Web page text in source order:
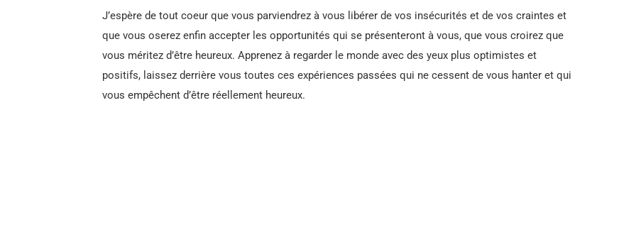
J’espère de tout coeur que vous parviendrez à vous libérer de vos insécurités et de vos craintes et
que vous oserez enfin accepter les opportunités qui se présenteront à vous, que vous croirez que
vous méritez d’être heureux. Apprenez à regarder le monde avec des yeux plus optimistes et
positifs, laissez derrière vous toutes ces expériences passées qui ne cessent de vous hanter et qui
vous empêchent d’être réellement heureux.